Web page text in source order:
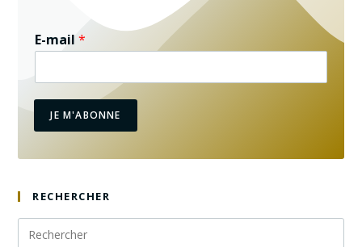
E-mail*
JE M'ABONNE
RECHERCHER